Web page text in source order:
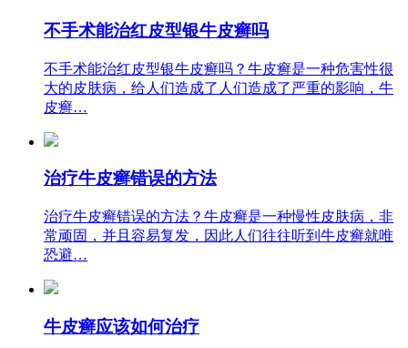
不手术能治红皮型银牛皮癣吗
不手术能治红皮型银牛皮癣吗？牛皮癣是一种危害性很
大的皮肤病，给人们造成了人们造成了严重的影响，牛
皮癣…
治疗牛皮癣错误的方法
治疗牛皮癣错误的方法？牛皮癣是一种慢性皮肤病，非
常顽固，并且容易复发，因此人们往往听到牛皮癣就唯
恐避…
牛皮癣应该如何治疗